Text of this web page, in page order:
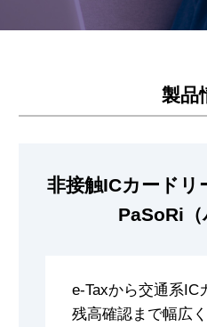
製品
非接触ICカードリ
PaSoRi（
e-Taxから交通系IC
残高確認まで幅広